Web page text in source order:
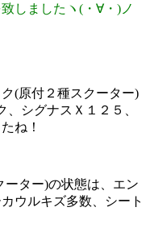
致しましたヽ(・∀・)ノ
(原付２種スクーター)
シグナスＸ１２５、
ね！
ーター)の状態は、エン
ウルキズ多数、シート